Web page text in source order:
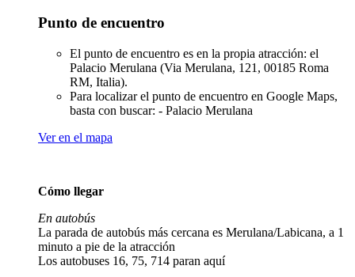
Punto de encuentro
El punto de encuentro es en la propia atracción: el
Palacio Merulana (Via Merulana, 121, 00185 Roma
RM, Italia).
Para localizar el punto de encuentro en Google Maps,
basta con buscar: - Palacio Merulana
Ver en el mapa
Cómo llegar
En autobús
La parada de autobús más cercana es Merulana/Labicana, a 1
minuto a pie de la atracción
Los autobuses 16, 75, 714 paran aquí